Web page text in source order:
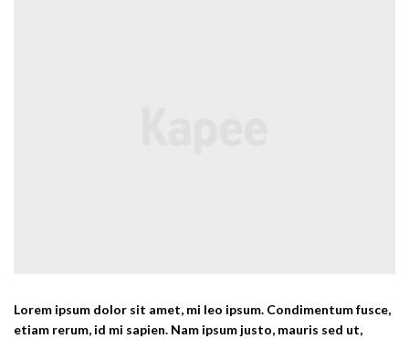
Lorem ipsum dolor sit amet, mi leo ipsum. Condimentum fusce,
etiam rerum, id mi sapien. Nam ipsum justo, mauris sed ut,